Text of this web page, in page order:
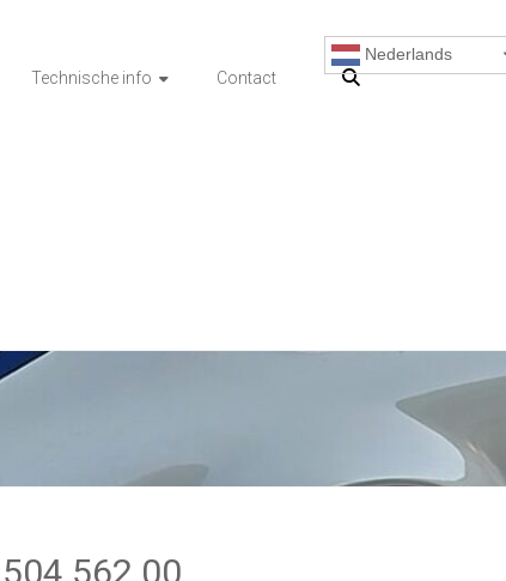
Technische info Contact
Nederlands